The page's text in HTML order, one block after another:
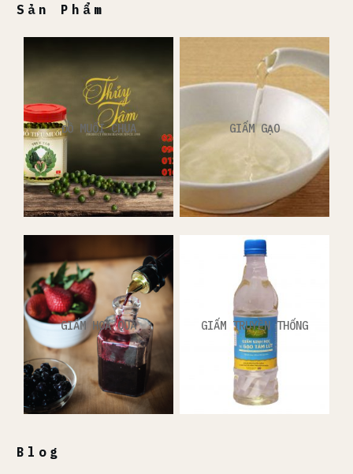
Sản Phẩm
ĐỒ MUỐI CHUA GIẤM GẠO
GIẤM HOA QUẢ GIẤM TRUYỀN THỐNG
Blog